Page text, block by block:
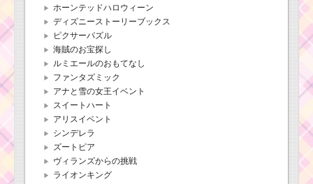
ホーンテッドハロウィーン
ディズニーストーリーブックス
ピクサーパズル
海賊のお宝探し
ルミエールのおもてなし
ファンタズミック
アナと雪の女王イベント
スイートハート
アリスイベント
シンデレラ
ズートピア
ヴィランズからの挑戦
ライオンキング